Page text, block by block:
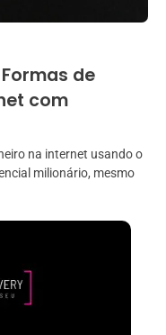
de
com
na internet usando o
milionário, mesmo